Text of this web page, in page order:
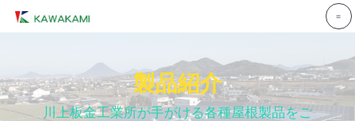
容
ス
キ
製品紹介
川上板金工業所が手がける各種屋根製品をご